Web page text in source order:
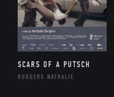
SCARS OF A PUTSCH
BORGERS NATHALIE